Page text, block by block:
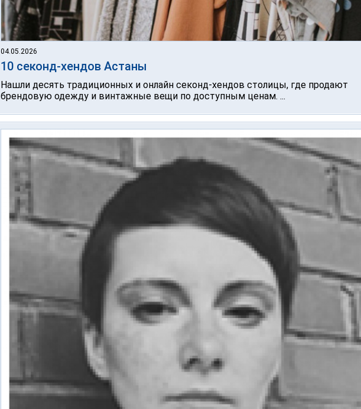
04.05.2026
10 секонд-хендов Астаны
Нашли десять традиционных и онлайн секонд-хендов столицы, где продают
брендовую одежду и винтажные вещи по доступным ценам. ...